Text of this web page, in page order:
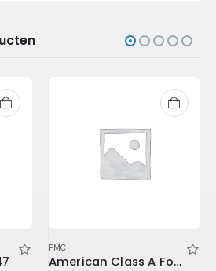
PMC
American Class A For Console1